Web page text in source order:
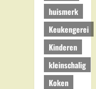
huismerk
Keukengerei
Kinderen
kleinschalig
Koken